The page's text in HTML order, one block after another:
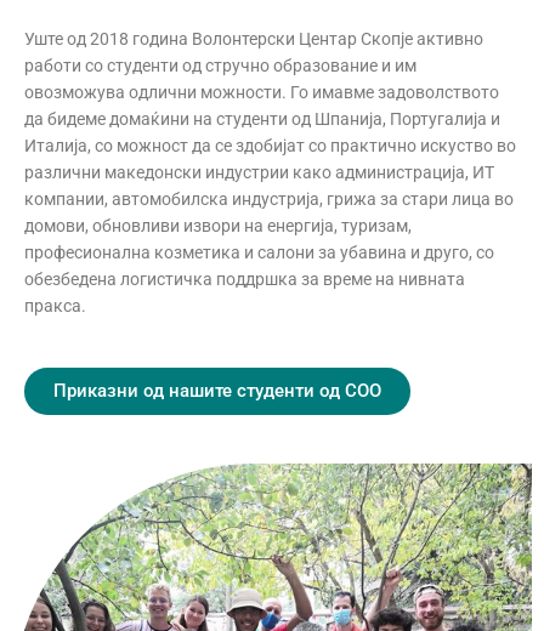
Уште од 2018 година Волонтерски Центар Скопје активно
работи со студенти од стручно образование и им
овозможува одлични можности. Го имавме задоволството
да бидеме домаќини на студенти од Шпанија, Португалија и
Италија, со можност да се здобијат со практично искуство во
различни македонски индустрии како администрација, ИТ
компании, автомобилска индустрија, грижа за стари лица во
домови, обновливи извори на енергија, туризам,
професионална козметика и салони за убавина и друго, со
обезбедена логистичка поддршка за време на нивната
пракса.
Приказни од нашите студенти од СОО